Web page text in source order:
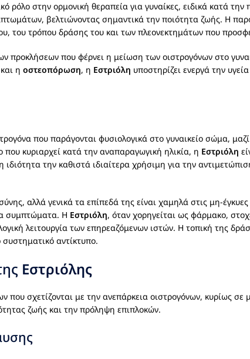
ρόλο στην ορμονική θεραπεία για γυναίκες, ειδικά κατά
βελτιώνοντας σημαντικά την ποιότητα ζωής. Η
του τρόπου δράσης του και των πλεονεκτημάτων που
προκλήσεων που φέρνει η μείωση των οιστρογόνων στο
και η οστεοπόρωση, η Εστριόλη υποστηρίζει ενεργά την
που παράγονται φυσιολογικά στο γυναικείο σώμα,
που κυριαρχεί κατά την αναπαραγωγική ηλικία, η Εστριόλη
την καθιστά ιδιαίτερα χρήσιμη για την
αλλά γενικά τα επίπεδά της είναι χαμηλά στις μη-
συμπτώματα. Η Εστριόλη, όταν χορηγείται ως φάρμακο,
λειτουργία των επηρεαζόμενων ιστών. Η τοπική της
αντίκτυπο.
Εστριόλης
σχετίζονται με την ανεπάρκεια οιστρογόνων, κυρίως σε
ζωής και την πρόληψη επιπλοκών.